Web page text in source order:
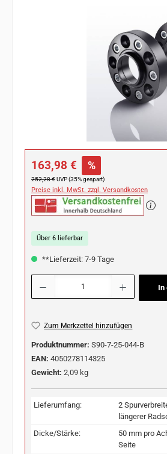
Verkaufspreis:
163,98 € %
Regulärer Preis:
252,28 €UVP (35% gespart)
Preise inkl. MwSt. zzgl. Versandkosten
Über 6 lieferbar
**Lieferzeit: 7-9 Tage
Produkt Anzahl: Gib den gewünschten Wert
In
Zum Merkzettel hinzufügen
Produktnummer: S90-7-25-044-B
EAN: 4050278114325
Gewicht: 2,09 kg
Lieferumfang:
2
längerer
Dicke/Stärke:
50 mm pro
Seite